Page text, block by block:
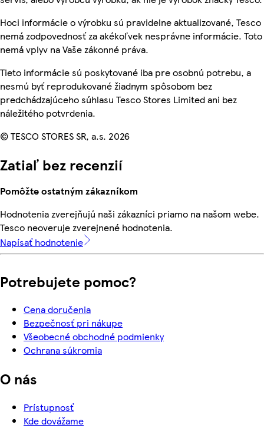
Hoci informácie o výrobku sú pravidelne aktualizované, Tesco
nemá zodpovednosť za akékoľvek nesprávne informácie. Toto
nemá vplyv na Vaše zákonné práva.
Tieto informácie sú poskytované iba pre osobnú potrebu, a
nesmú byť reprodukované žiadnym spôsobom bez
predchádzajúceho súhlasu Tesco Stores Limited ani bez
náležitého potvrdenia.
© TESCO STORES SR, a.s. 2026
Zatiaľ bez recenzií
Pomôžte ostatným zákazníkom
Hodnotenia zverejňujú naši zákazníci priamo na našom webe.
Tesco neoveruje zverejnené hodnotenia.
Napísať hodnotenie
Potrebujete pomoc?
Cena doručenia
Bezpečnosť pri nákupe
Všeobecné obchodné podmienky
Ochrana súkromia
O nás
Prístupnosť
Kde dovážame